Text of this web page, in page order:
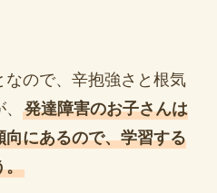
ので、辛抱強さと根気
発達障害のお子さんは
にあるので、学習する
。